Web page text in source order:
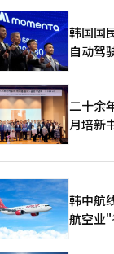
韩国国
自动驾
二十余
月培新
版
韩中航
航空业